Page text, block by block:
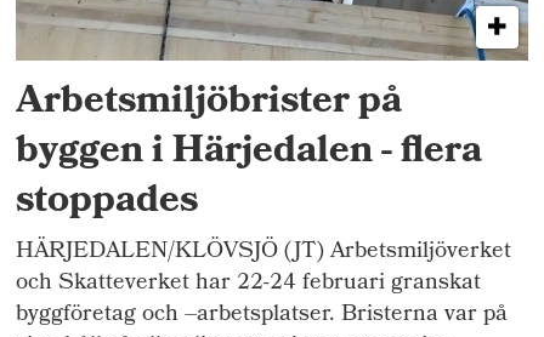
Arbetsmiljöbrister på
byggen i Härjedalen - flera
stoppades
HÄRJEDALEN/KLÖVSJÖ (JT) Arbetsmiljöverket
och Skatteverket har 22-24 februari granskat
byggföretag och –arbetsplatser. Bristerna var på